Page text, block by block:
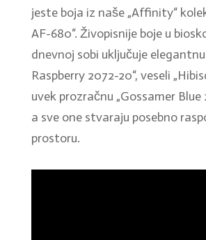
jeste boja iz naše „Affinity“
AF-680“. Živopisnije boje u
dnevnoj sobi uključuje
Raspberry 2072-20“, veseli
uvek prozračnu „Gossamer Blue
a sve one stvaraju posebno
prostoru.